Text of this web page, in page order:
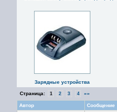
Зарядные устройства
Страница: 1 2 3 4 »»
Автор
Сообщение